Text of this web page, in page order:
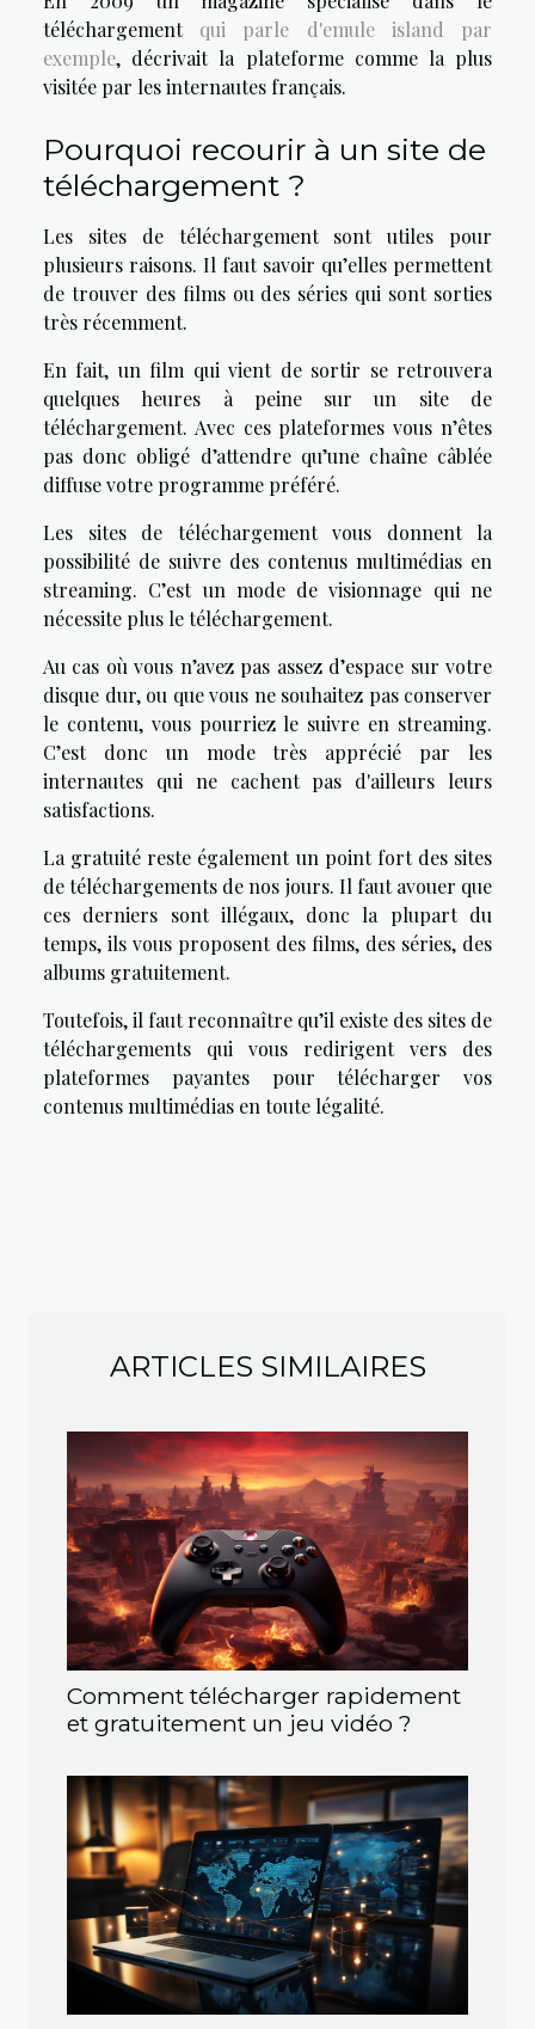
téléchargement qui parle d'emule island par
exemple, décrivait la plateforme comme la plus
visitée par les internautes français.
Pourquoi recourir à un site de
téléchargement ?
Les sites de téléchargement sont utiles pour
plusieurs raisons. Il faut savoir qu’elles permettent
de trouver des films ou des séries qui sont sorties
très récemment.
En fait, un film qui vient de sortir se retrouvera
quelques heures à peine sur un site de
téléchargement. Avec ces plateformes vous n’êtes
pas donc obligé d’attendre qu’une chaîne câblée
diffuse votre programme préféré.
Les sites de téléchargement vous donnent la
possibilité de suivre des contenus multimédias en
streaming. C’est un mode de visionnage qui ne
nécessite plus le téléchargement.
Au cas où vous n’avez pas assez d’espace sur votre
disque dur, ou que vous ne souhaitez pas conserver
le contenu, vous pourriez le suivre en streaming.
C’est donc un mode très apprécié par les
internautes qui ne cachent pas d'ailleurs leurs
satisfactions.
La gratuité reste également un point fort des sites
de téléchargements de nos jours. Il faut avouer que
ces derniers sont illégaux, donc la plupart du
temps, ils vous proposent des films, des séries, des
albums gratuitement.
Toutefois, il faut reconnaître qu’il existe des sites de
téléchargements qui vous redirigent vers des
plateformes payantes pour télécharger vos
contenus multimédias en toute légalité.
ARTICLES SIMILAIRES
Comment télécharger rapidement
et gratuitement un jeu vidéo ?